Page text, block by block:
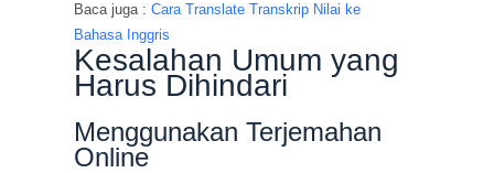
Baca juga :Cara Translate Transkrip Nilai ke
Bahasa Inggris
Kesalahan Umum yang
Harus Dihindari
Menggunakan Terjemahan
Online